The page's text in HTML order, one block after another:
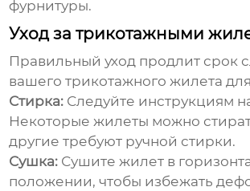
фурнитуры.
Уход за трикотажными
Правильный уход продлит срок
вашеготрикотажного жилета
Стирка: Следуйте инструкциям
Некоторые жилеты можно
другие требуют ручной стирки.
Сушка: Сушите жилет в
положении, чтобы избежать